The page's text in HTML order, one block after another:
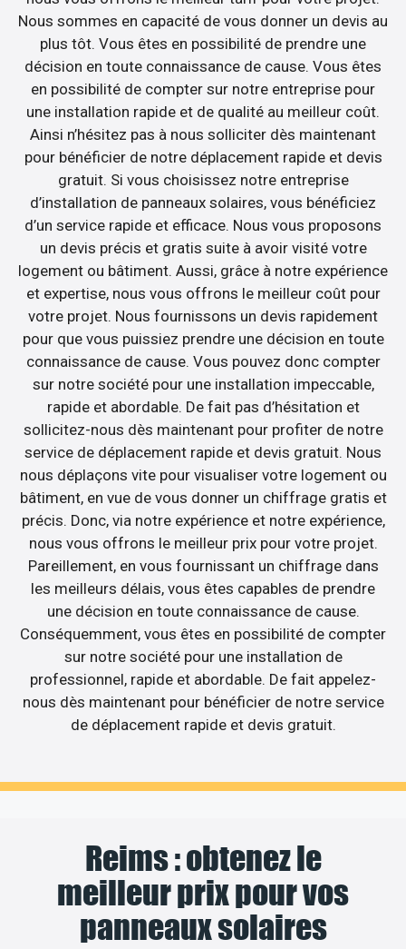
Nous sommes en capacité de vous donner un devis au
plus tôt. Vous êtes en possibilité de prendre une
décision en toute connaissance de cause. Vous êtes
en possibilité de compter sur notre entreprise pour
une installation rapide et de qualité au meilleur coût.
Ainsi n’hésitez pas à nous solliciter dès maintenant
pour bénéficier de notre déplacement rapide et devis
gratuit. Si vous choisissez notre entreprise
d’installation de panneaux solaires, vous bénéficiez
d’un service rapide et efficace. Nous vous proposons
un devis précis et gratis suite à avoir visité votre
logement ou bâtiment. Aussi, grâce à notre expérience
et expertise, nous vous offrons le meilleur coût pour
votre projet. Nous fournissons un devis rapidement
pour que vous puissiez prendre une décision en toute
connaissance de cause. Vous pouvez donc compter
sur notre société pour une installation impeccable,
rapide et abordable. De fait pas d’hésitation et
sollicitez-nous dès maintenant pour profiter de notre
service de déplacement rapide et devis gratuit. Nous
nous déplaçons vite pour visualiser votre logement ou
bâtiment, en vue de vous donner un chiffrage gratis et
précis. Donc, via notre expérience et notre expérience,
nous vous offrons le meilleur prix pour votre projet.
Pareillement, en vous fournissant un chiffrage dans
les meilleurs délais, vous êtes capables de prendre
une décision en toute connaissance de cause.
Conséquemment, vous êtes en possibilité de compter
sur notre société pour une installation de
professionnel, rapide et abordable. De fait appelez-
nous dès maintenant pour bénéficier de notre service
de déplacement rapide et devis gratuit.
Reims : obtenez le
meilleur prix pour vos
panneaux solaires